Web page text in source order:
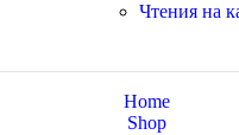
Чтения на
Home
Shop